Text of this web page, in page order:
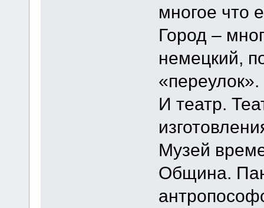
многое что
Город –
немецкий,
И театр.
Музей
Община.